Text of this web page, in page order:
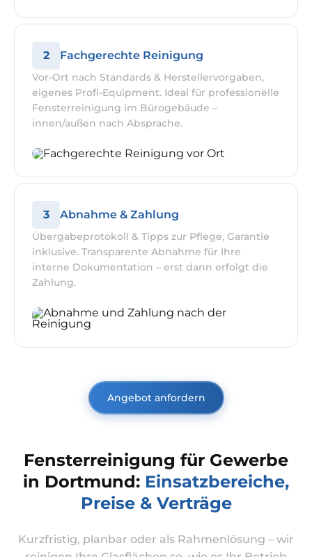
2 Fachgerechte Reinigung
Vor-Ort nach Standards & Herstellervorgaben,
eigenes Profi-Equipment. Ideal für professionelle
Fensterreinigung im Bürogebäude –
innen/außen nach Absprache.
3 Abnahme & Zahlung
Übergabeprotokoll & Tipps zur Pflege, Garantie
inklusive. Transparente Abnahme für Ihre
interne Dokumentation – erst dann erfolgt die
Zahlung.
Angebot anfordern
Fensterreinigung für Gewerbe
in Dortmund: Einsatzbereiche,
Preise & Verträge
Kurzfristig, planbar oder als Rahmenlösung – wir